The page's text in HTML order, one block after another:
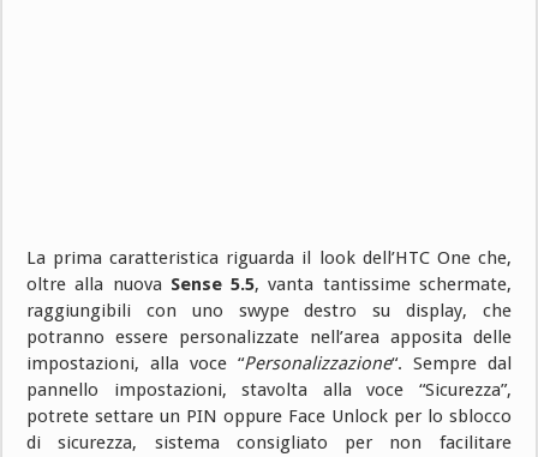
La prima caratteristica riguarda il look dell’HTC One che,
oltre alla nuova Sense 5.5, vanta tantissime schermate,
raggiungibili con uno swype destro su display, che
potranno essere personalizzate nell’area apposita delle
impostazioni, alla voce “Personalizzazione“. Sempre dal
pannello impostazioni, stavolta alla voce “Sicurezza”,
potrete settare un PIN oppure Face Unlock per lo sblocco
di sicurezza, sistema consigliato per non facilitare